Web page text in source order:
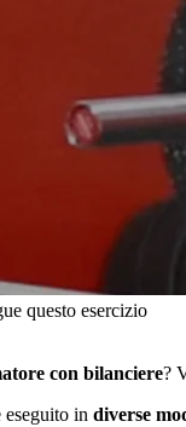
questo esercizio
con bilanciere?
eseguito in diverse